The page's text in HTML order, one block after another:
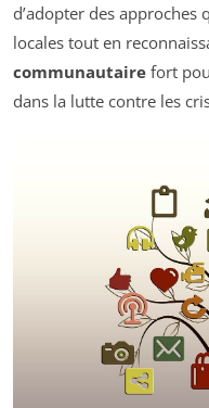
d’adopter des
locales tout en
communautaire fort
dans la lutte contre les